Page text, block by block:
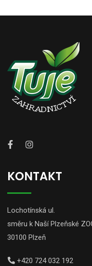
KONTAKT
Lochotínská ul.
směru k Naší Plzeňské
30100 Plzeň
+420 724 032 192